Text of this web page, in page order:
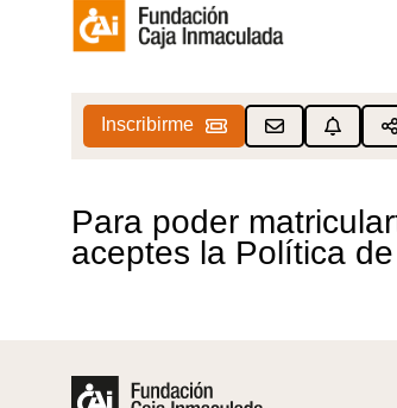
Inscribirme
Para poder
aceptes la Política